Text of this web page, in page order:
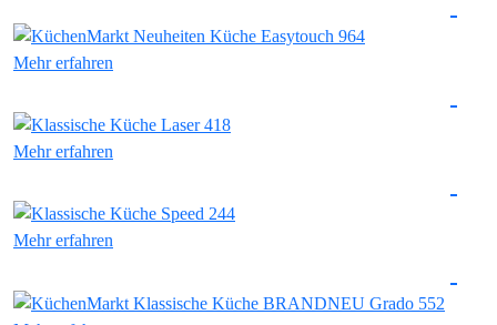
Mehr erfahren
Mehr erfahren
Mehr erfahren